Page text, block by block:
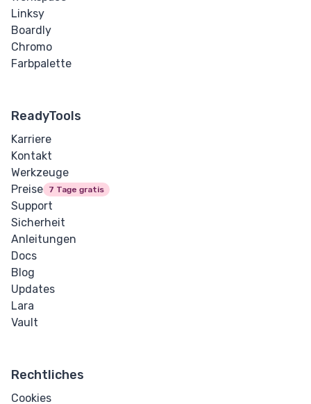
Linksy
Boardly
Chromo
Farbpalette
ReadyTools
Karriere
Kontakt
Werkzeuge
Preise
7 Tage gratis
Support
Sicherheit
Anleitungen
Docs
Blog
Updates
Lara
Vault
Rechtliches
Cookies